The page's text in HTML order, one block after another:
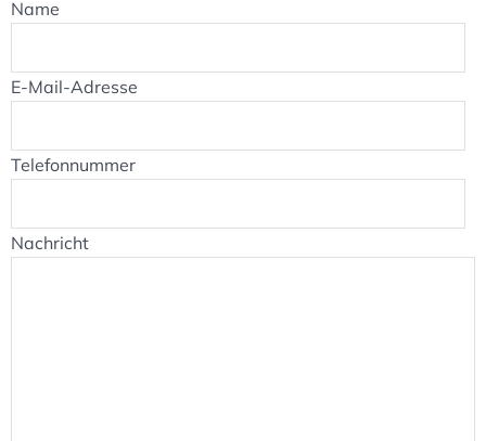
Name
E-Mail-Adresse
Telefonnummer
Nachricht